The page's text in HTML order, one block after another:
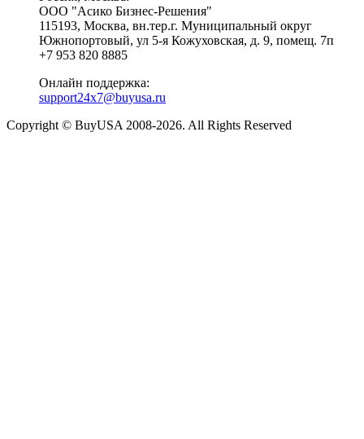
ООО "Асико Бизнес-Решения"
115193, Москва, вн.тер.г. Муниципальный округ
Южнопортовый, ул 5-я Кожуховская, д. 9, помещ. 7п
+7 953 820 8885
Онлайн поддержка:
support24x7@buyusa.ru
Copyright © BuyUSA 2008-2026. All Rights Reserved